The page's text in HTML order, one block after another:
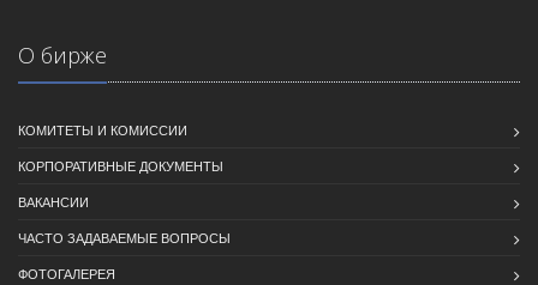
О бирже
КОМИТЕТЫ И КОМИССИИ
КОРПОРАТИВНЫЕ ДОКУМЕНТЫ
ВАКАНСИИ
ЧАСТО ЗАДАВАЕМЫЕ ВОПРОСЫ
ФОТОГАЛЕРЕЯ